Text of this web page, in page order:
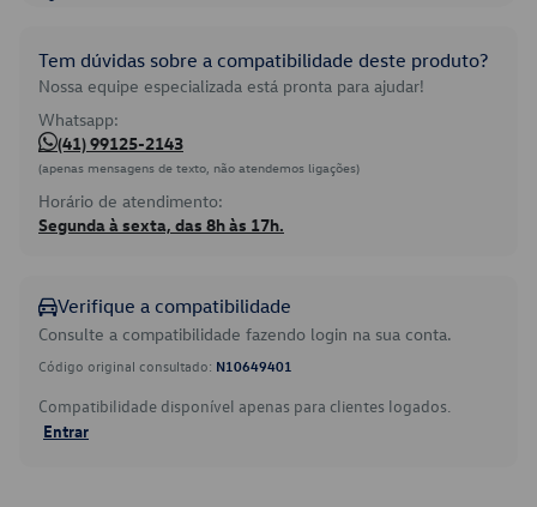
Tem dúvidas sobre a compatibilidade deste produto?
Nossa equipe especializada está pronta para ajudar!
Whatsapp:
(41) 99125-2143
(apenas mensagens de texto, não atendemos ligações)
Horário de atendimento:
Segunda à sexta, das 8h às 17h.
Verifique a compatibilidade
Consulte a compatibilidade fazendo login na sua conta.
Código original consultado: N10649401
Compatibilidade disponível apenas para clientes logados.
Entrar